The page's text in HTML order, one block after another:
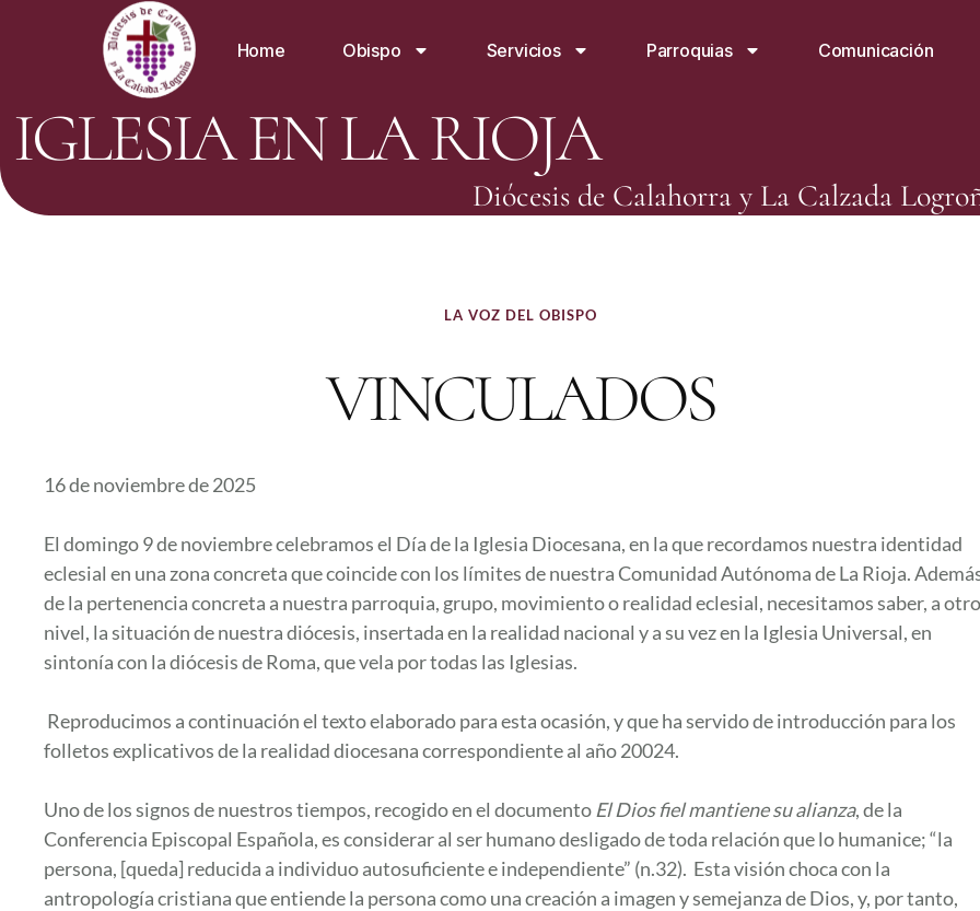
Home Obispo Servicios Parroquias Comunicación
IGLESIA EN LA RIOJA
Diócesis de Calahorra y La Calzada
LA VOZ DEL OBISPO
VINCULADOS
16 de noviembre de 2025
El domingo 9 de noviembre celebramos el Día de la Iglesia Diocesana, en la que recordamos nuestra identidad
eclesial en una zona concreta que coincide con los límites de nuestra Comunidad Autónoma de La Rioja.
de la pertenencia concreta a nuestra parroquia, grupo, movimiento o realidad eclesial, necesitamos saber, a otro
nivel, la situación de nuestra diócesis, insertada en la realidad nacional y a su vez en la Iglesia Universal, en
sintonía con la diócesis de Roma, que vela por todas las Iglesias.
Reproducimos a continuación el texto elaborado para esta ocasión, y que ha servido de introducción para los
folletos explicativos de la realidad diocesana correspondiente al año 20024.
Uno de los signos de nuestros tiempos, recogido en el documento El Dios fiel mantiene su alianza, de la
Conferencia Episcopal Española, es considerar al ser humano desligado de toda relación que lo humanice; “la
persona, [queda] reducida a individuo autosuficiente e independiente” (n.32). Esta visión choca con la
antropología cristiana que entiende la persona como una creación a imagen y semejanza de Dios, y, por tanto,